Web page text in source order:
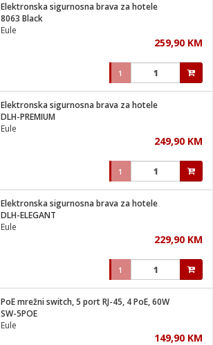
Elektronska sigurnosna brava za hotele
8063 Black
Eule
259,90 KM
1
Elektronska sigurnosna brava za hotele
DLH-PREMIUM
Eule
249,90 KM
1
Elektronska sigurnosna brava za hotele
DLH-ELEGANT
Eule
229,90 KM
1
PoE mrežni switch, 5 port RJ-45, 4 PoE, 60W
SW-5POE
Eule
149,90 KM